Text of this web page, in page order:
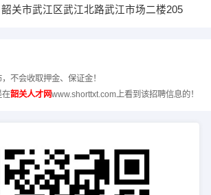
韶关市武江区武江北路武江市场二楼205
不会收取押金、保证金！
在韶关人才网www.shorttxt.com上看到该招聘信息的！